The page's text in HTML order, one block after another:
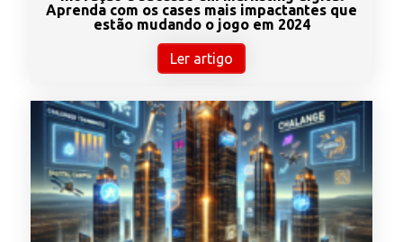
Aprenda com os cases mais impactantes que
estão mudando o jogo em 2024
Ler artigo